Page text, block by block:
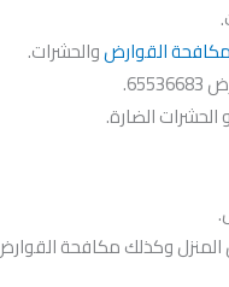
القوارضوالحشرات.
و الحشرات الضارة.
وكذلك مكافحة